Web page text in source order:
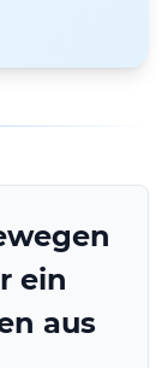
ein
aus